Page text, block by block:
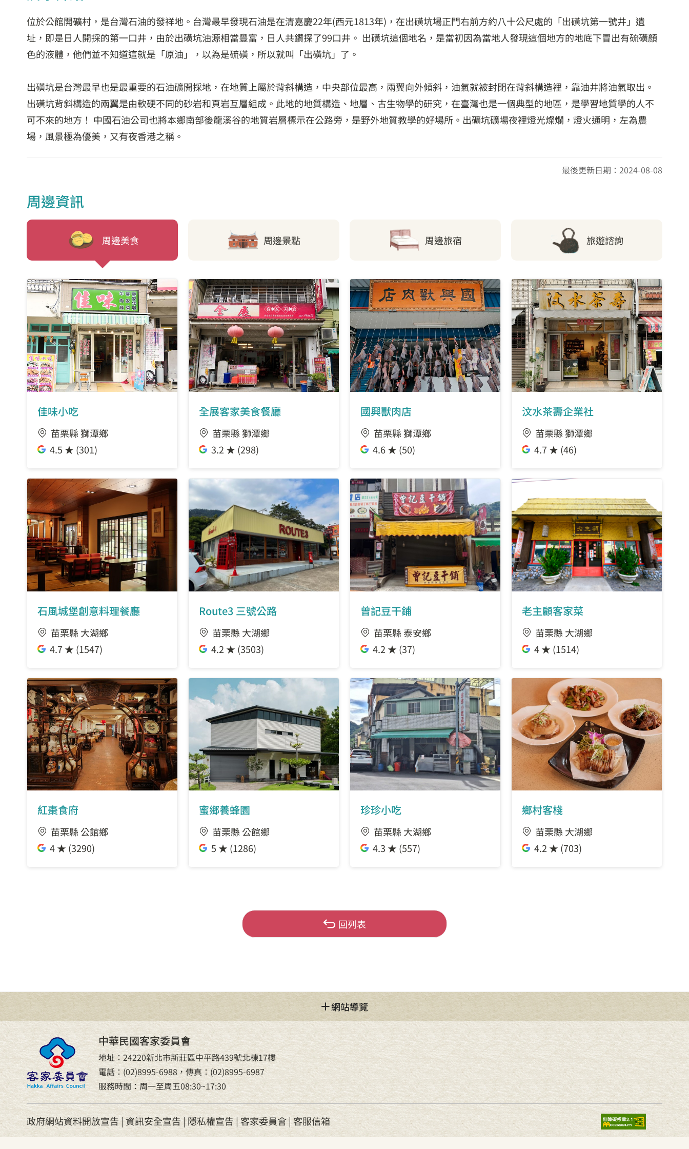
位於公館開礦村，是台灣石油的發祥地。台灣最早發現石油是在清嘉慶22年(西元1813年)，在出磺坑場正門右前方約八十公尺處的「出磺坑第一號井」遺
址，即是日人開採的第一口井，由於出磺坑油源相當豐富，日人共鑽探了99口井。 出磺坑這個地名，是當初因為當地人發現這個地方的地底下冒出有硫磺顏
色的液體，他們並不知道這就是「原油」，以為是硫磺，所以就叫「出磺坑」了。
出磺坑是台灣最早也是最重要的石油礦開採地，在地質上屬於背斜構造，中央部位最高，兩翼向外傾斜，油氣就被封閉在背斜構造裡，靠油井將油氣取出。
出磺坑背斜構造的兩翼是由軟硬不同的砂岩和頁岩互層組成。此地的地質構造、地層、古生物學的研究，在臺灣也是一個典型的地區，是學習地質學的人不
可不來的地方！ 中國石油公司也將本鄉南部後龍溪谷的地質岩層標示在公路旁，是野外地質教學的好場所。出礦坑礦場夜裡燈光燦爛，燈火通明，左為農
場，風景極為優美，又有夜香港之稱。
最後更新日期：2024-08-08
周邊資訊
周邊美食 周邊景點 周邊旅宿 旅遊諮詢
佳味小吃
苗栗縣 獅潭鄉
4.5 ★ (301)
全展客家美食餐廳
苗栗縣 獅潭鄉
3.2 ★ (298)
國興獸肉店
苗栗縣 獅潭鄉
4.6 ★ (50)
汶水茶壽企業社
苗栗縣 獅潭鄉
4.7 ★ (46)
石風城堡創意料理餐廳
苗栗縣 大湖鄉
4.7 ★ (1547)
Route3 三號公路
苗栗縣 大湖鄉
4.2 ★ (3503)
曾記豆干鋪
苗栗縣 泰安鄉
4.2 ★ (37)
老主顧客家菜
苗栗縣 大湖鄉
4 ★ (1514)
紅棗食府
苗栗縣 公館鄉
4 ★ (3290)
蜜鄉養蜂園
苗栗縣 公館鄉
5 ★ (1286)
珍珍小吃
苗栗縣 大湖鄉
4.3 ★ (557)
鄉村客棧
苗栗縣 大湖鄉
4.2 ★ (703)
回列表
網站導覽
中華民國客家委員會
地址：24220新北市新莊區中平路439號北棟17樓
電話：(02)8995-6988，傳真：(02)8995-6987
服務時間：周一至周五08:30~17:30
政府網站資料開放宣告|資訊安全宣告| 隱私權宣告 | 客家委員會| 客服信箱